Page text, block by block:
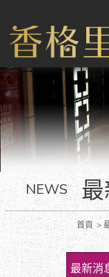
NEWS
首頁
最新消